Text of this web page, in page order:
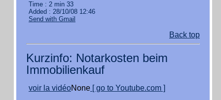
Time : 2 min 33
Added : 28/10/08 12:46
Send with Gmail
Back top
Kurzinfo: Notarkosten beim
Immobilienkauf
voir la vidéoNone [ go to Youtube.com ]